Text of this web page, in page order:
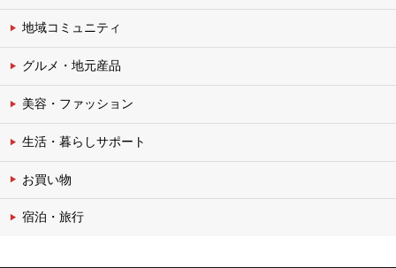
地域コミュニティ
グルメ・地元産品
美容・ファッション
生活・暮らしサポート
お買い物
宿泊・旅行